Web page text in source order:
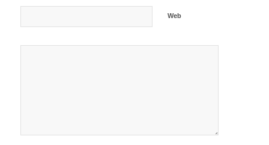
Web